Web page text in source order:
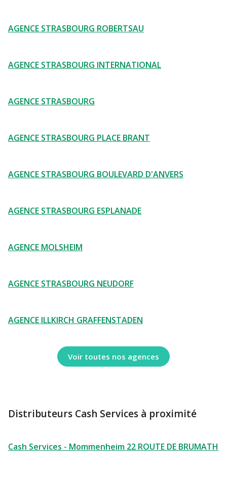
AGENCE STRASBOURG ROBERTSAU
AGENCE STRASBOURG INTERNATIONAL
AGENCE STRASBOURG
AGENCE STRASBOURG PLACE BRANT
AGENCE STRASBOURG BOULEVARD D'ANVERS
AGENCE STRASBOURG ESPLANADE
AGENCE MOLSHEIM
AGENCE STRASBOURG NEUDORF
AGENCE ILLKIRCH GRAFFENSTADEN
Voir toutes nos agences
Distributeurs Cash Services à proximité
Cash Services - Mommenheim 22 ROUTE DE BRUMATH